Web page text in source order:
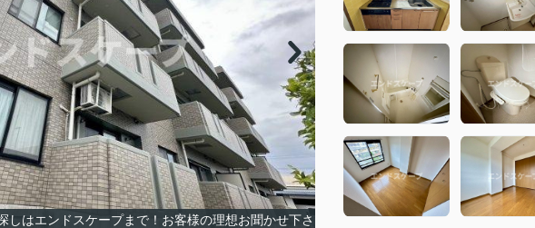
しはエンドスケープまで！お客様の理想お聞かせ下さ